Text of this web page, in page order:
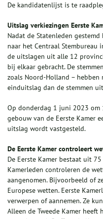
De kandidatenlijst is te
Uitslag verkiezingen Eerste
Nadat de Statenleden
naar het Centraal Stembureau
de uitslagen uit alle 12
bij elkaar gebracht. De
zoals Noord-Holland –
einduitslag dan de stemmen
Op donderdag 1 juni 2023
gebouw van de Eerste Kamer
uitslag wordt vastgesteld.
De Eerste Kamer controleert
De Eerste Kamer bestaat uit 75
Kamerleden controleren de
aangenomen. Bijvoorbeeld of
Europese wetten. Eerste
verwerpen of aannemen. Ze
Alleen de Tweede Kamer